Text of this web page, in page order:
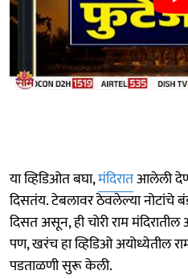
या व्हिडिओत बघा,मंदिरातआलेली
दिसतंय. टेबलावर ठेवलेल्या
दिसत असून, ही चोरी राम
पण, खरंच हा व्हिडिओ अयोध्येतील
पडताळणी सुरू केली.